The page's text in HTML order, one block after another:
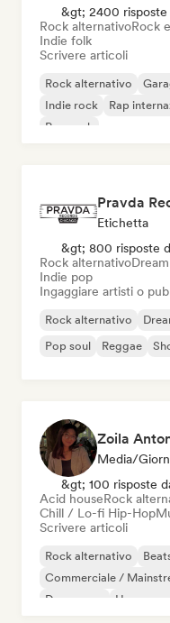
&gt; 2400 risposte
Rock alternativoRock
Indie folk
Scrivere articoli
Rock alternativo
Indie rock
Rap
Pop rock
Pravda
Etichetta
&gt; 800 risposte
Rock alternativo
Indie pop
Ingaggiare artisti o
Rock alternativo
Pop soul
Reggae
Zoila
Media/
&gt; 100 risposte
Acid houseRock
Chill / Lo-fi Hip-Hop
Scrivere articoli
Rock alternativo
Commerciale /
Dream pop
House